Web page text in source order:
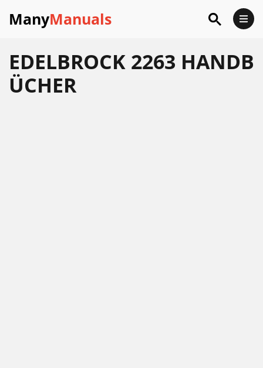
ManyManuals
EDELBROCK 2263 HANDB
ÜCHER